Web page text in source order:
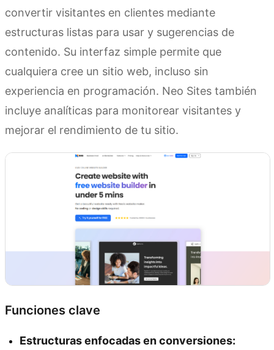
convertir visitantes en clientes mediante
estructuras listas para usar y sugerencias de
contenido. Su interfaz simple permite que
cualquiera cree un sitio web, incluso sin
experiencia en programación. Neo Sites también
incluye analíticas para monitorear visitantes y
mejorar el rendimiento de tu sitio.
Funciones clave
Estructuras enfocadas en conversiones: